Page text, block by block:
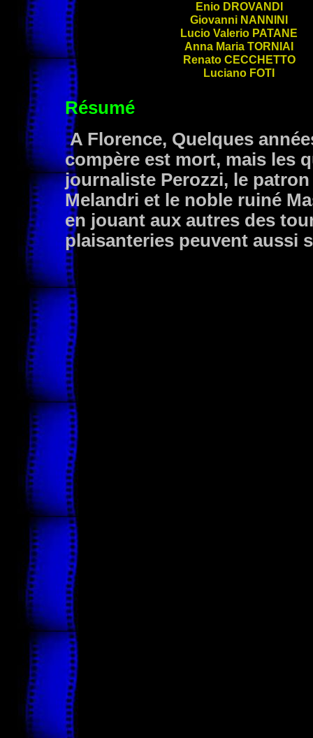
Enio DROVANDI
Giovanni NANNINI
Lucio Valerio PATANE
Anna Maria TORNIAI
Renato CECCHETTO
Luciano FOTI
Résumé
A Florence, Quelques
compère est mort, mais les
journaliste Perozzi, le
Melandri et le noble ruiné
en jouant aux autres des
plaisanteries peuvent aussi